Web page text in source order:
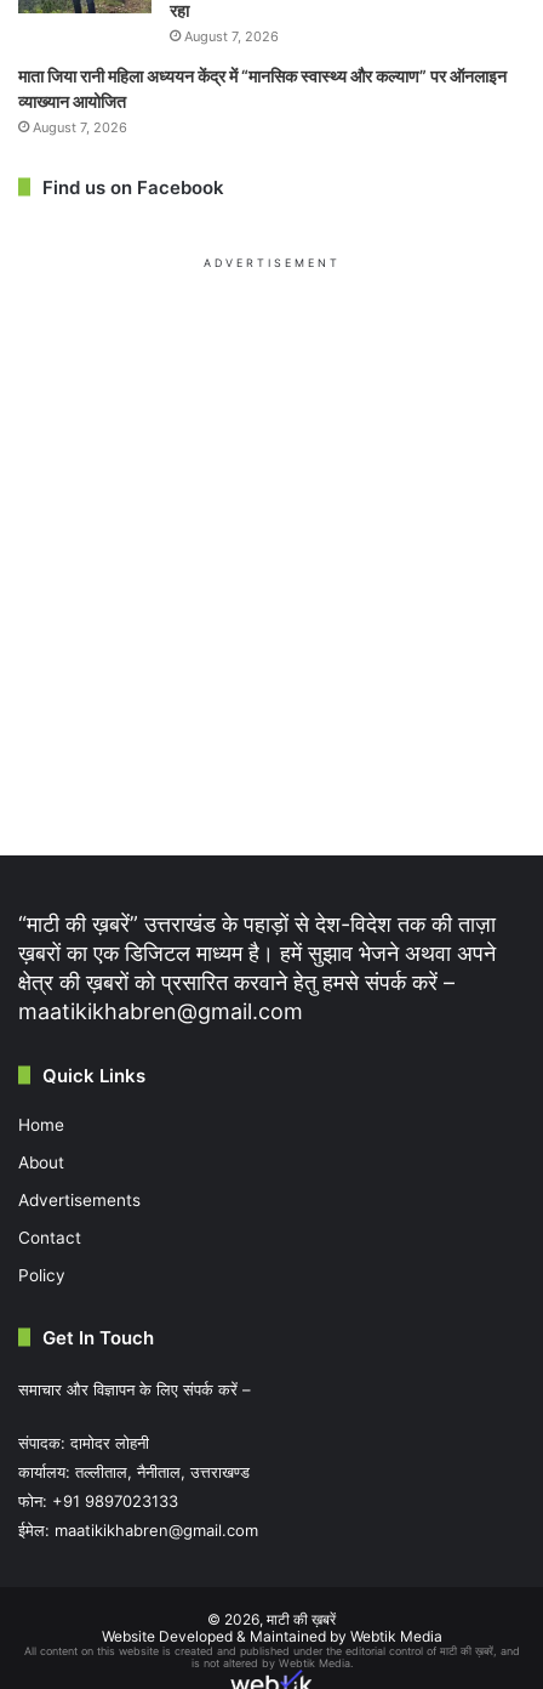
रहा
August 7, 2026
माता जिया रानी महिला अध्ययन केंद्र में “मानसिक स्वास्थ्य और कल्याण” पर ऑनलाइन
व्याख्यान आयोजित
August 7, 2026
Find us on Facebook
ADVERTISEMENT
“माटी की ख़बरें” उत्तराखंड के पहाड़ों से देश-विदेश तक की ताज़ा
ख़बरों का एक डिजिटल माध्यम है। हमें सुझाव भेजने अथवा अपने
क्षेत्र की ख़बरों को प्रसारित करवाने हेतु हमसे संपर्क करें –
maatikikhabren@gmail.com
Quick Links
Home
About
Advertisements
Contact
Policy
Get In Touch
समाचार और विज्ञापन के लिए संपर्क करें –
संपादक: दामोदर लोहनी
कार्यालय: तल्लीताल, नैनीताल, उत्तराखण्ड
फोन: +91 9897023133
ईमेल: maatikikhabren@gmail.com
© 2026, माटी की ख़बरें
Website Developed & Maintained by Webtik Media
All content on this website is created and published under the editorial control of माटी की ख़बरें, and
is not altered by Webtik Media.